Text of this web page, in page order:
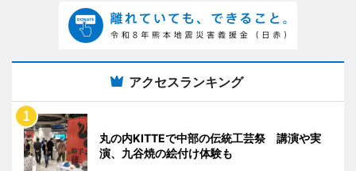
アクセスランキング
丸の内KITTEで中部の伝統工芸祭 講演や実
演、九谷焼の絵付け体験も